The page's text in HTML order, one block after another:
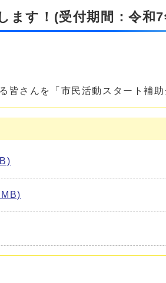
ます！(受付期間：令和
さんを「市民活動スタート補